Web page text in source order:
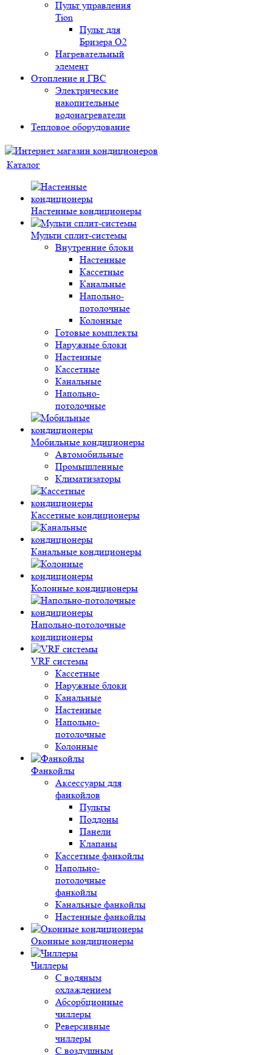
Пульт управления
Tion
Пульт для
Бризера O2
Нагревательный
элемент
Отопление и ГВС
Электрические
накопительные
водонагреватели
Тепловое оборудование
Каталог
Настенные кондиционеры
Мульти сплит-системы
Внутренние блоки
Настенные
Кассетные
Канальные
Напольно-
потолочные
Колонные
Готовые комплекты
Наружные блоки
Настенные
Кассетные
Канальные
Напольно-
потолочные
Мобильные кондиционеры
Автомобильные
Промышленные
Климатизаторы
Кассетные кондиционеры
Канальные кондиционеры
Колонные кондиционеры
Напольно-потолочные
кондиционеры
VRF системы
Кассетные
Наружные блоки
Канальные
Настенные
Напольно-
потолочные
Колонные
Фанкойлы
Аксессуары для
фанкойлов
Пульты
Поддоны
Панели
Клапаны
Кассетные фанкойлы
Напольно-
потолочные
фанкойлы
Канальные фанкойлы
Настенные фанкойлы
Оконные кондиционеры
Чиллеры
С водяным
охлаждением
Абсорбционные
чиллеры
Реверсивные
чиллеры
С воздушным